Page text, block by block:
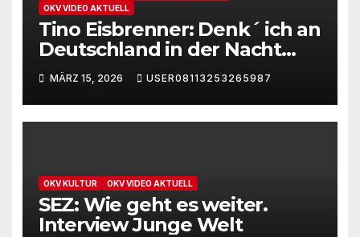
OKV VIDEO AKTUELL
Tino Eisbrenner: Denk´ ich an
Deutschland in der Nacht
und Klaus Hartmann: Die
Zerstörung des Völkerrechts
MÄRZ 15, 2026 USER08113253265987
OKV KULTUR OKV VIDEO AKTUELL
SEZ: Wie geht es weiter.
Interview Junge Welt